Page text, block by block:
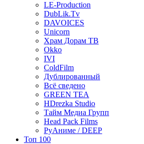
LE-Production
DubLik.Tv
DAVOICES
Unicorn
Храм Дорам ТВ
Okko
IVI
ColdFilm
Дублированный
Всё сведено
GREEN TEA
HDrezka Studio
Тайм Медиа Групп
Head Pack Films
РуАниме / DEEP
Топ 100